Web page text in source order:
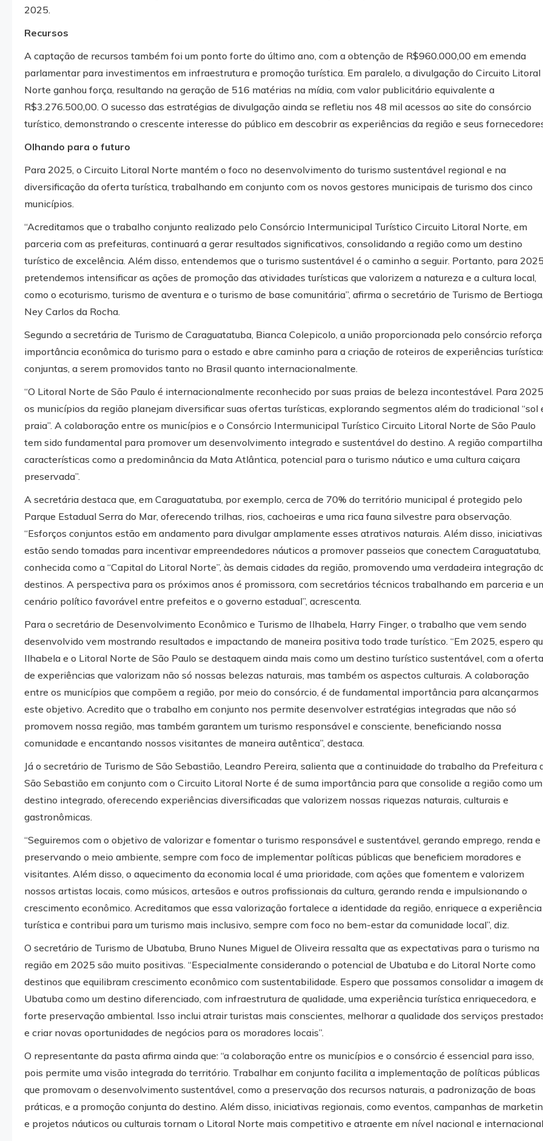
2025.
Recursos
A captação de recursos também foi um ponto forte do último ano, com a obtenção de R$960.000,00 em emenda
parlamentar para investimentos em infraestrutura e promoção turística. Em paralelo, a divulgação do Circuito Litoral
Norte ganhou força, resultando na geração de 516 matérias na mídia, com valor publicitário equivalente a
R$3.276.500,00. O sucesso das estratégias de divulgação ainda se refletiu nos 48 mil acessos ao site do consórcio
turístico, demonstrando o crescente interesse do público em descobrir as experiências da região e seus
Olhando para o futuro
Para 2025, o Circuito Litoral Norte mantém o foco no desenvolvimento do turismo sustentável regional e na
diversificação da oferta turística, trabalhando em conjunto com os novos gestores municipais de turismo dos cinco
municípios.
“Acreditamos que o trabalho conjunto realizado pelo Consórcio Intermunicipal Turístico Circuito Litoral Norte, em
parceria com as prefeituras, continuará a gerar resultados significativos, consolidando a região como um destino
turístico de excelência. Além disso, entendemos que o turismo sustentável é o caminho a seguir. Portanto, para
pretendemos intensificar as ações de promoção das atividades turísticas que valorizem a natureza e a cultura local,
como o ecoturismo, turismo de aventura e o turismo de base comunitária”, afirma o secretário de Turismo de Bertioga,
Ney Carlos da Rocha.
Segundo a secretária de Turismo de Caraguatatuba, Bianca Colepicolo, a união proporcionada pelo consórcio
importância econômica do turismo para o estado e abre caminho para a criação de roteiros de experiências
conjuntas, a serem promovidos tanto no Brasil quanto internacionalmente.
“O Litoral Norte de São Paulo é internacionalmente reconhecido por suas praias de beleza incontestável. Para
os municípios da região planejam diversificar suas ofertas turísticas, explorando segmentos além do tradicional “sol
praia”. A colaboração entre os municípios e o Consórcio Intermunicipal Turístico Circuito Litoral Norte de São Paulo
tem sido fundamental para promover um desenvolvimento integrado e sustentável do destino. A região compartilha
características como a predominância da Mata Atlântica, potencial para o turismo náutico e uma cultura caiçara
preservada”.
A secretária destaca que, em Caraguatatuba, por exemplo, cerca de 70% do território municipal é protegido pelo
Parque Estadual Serra do Mar, oferecendo trilhas, rios, cachoeiras e uma rica fauna silvestre para observação.
“Esforços conjuntos estão em andamento para divulgar amplamente esses atrativos naturais. Além disso, iniciativas
estão sendo tomadas para incentivar empreendedores náuticos a promover passeios que conectem Caraguatatuba,
conhecida como a “Capital do Litoral Norte”, às demais cidades da região, promovendo uma verdadeira integração
destinos. A perspectiva para os próximos anos é promissora, com secretários técnicos trabalhando em parceria e
cenário político favorável entre prefeitos e o governo estadual”, acrescenta.
Para o secretário de Desenvolvimento Econômico e Turismo de Ilhabela, Harry Finger, o trabalho que vem sendo
desenvolvido vem mostrando resultados e impactando de maneira positiva todo trade turístico. “Em 2025, espero
Ilhabela e o Litoral Norte de São Paulo se destaquem ainda mais como um destino turístico sustentável, com a oferta
de experiências que valorizam não só nossas belezas naturais, mas também os aspectos culturais. A colaboração
entre os municípios que compõem a região, por meio do consórcio, é de fundamental importância para alcançarmos
este objetivo. Acredito que o trabalho em conjunto nos permite desenvolver estratégias integradas que não só
promovem nossa região, mas também garantem um turismo responsável e consciente, beneficiando nossa
comunidade e encantando nossos visitantes de maneira autêntica”, destaca.
Já o secretário de Turismo de São Sebastião, Leandro Pereira, salienta que a continuidade do trabalho da Prefeitura
São Sebastião em conjunto com o Circuito Litoral Norte é de suma importância para que consolide a região como um
destino integrado, oferecendo experiências diversificadas que valorizem nossas riquezas naturais, culturais e
gastronômicas.
“Seguiremos com o objetivo de valorizar e fomentar o turismo responsável e sustentável, gerando emprego, renda e
preservando o meio ambiente, sempre com foco de implementar políticas públicas que beneficiem moradores e
visitantes. Além disso, o aquecimento da economia local é uma prioridade, com ações que fomentem e valorizem
nossos artistas locais, como músicos, artesãos e outros profissionais da cultura, gerando renda e impulsionando o
crescimento econômico. Acreditamos que essa valorização fortalece a identidade da região, enriquece a experiência
turística e contribui para um turismo mais inclusivo, sempre com foco no bem-estar da comunidade local”, diz.
O secretário de Turismo de Ubatuba, Bruno Nunes Miguel de Oliveira ressalta que as expectativas para o turismo na
região em 2025 são muito positivas. “Especialmente considerando o potencial de Ubatuba e do Litoral Norte como
destinos que equilibram crescimento econômico com sustentabilidade. Espero que possamos consolidar a imagem
Ubatuba como um destino diferenciado, com infraestrutura de qualidade, uma experiência turística enriquecedora, e
forte preservação ambiental. Isso inclui atrair turistas mais conscientes, melhorar a qualidade dos serviços
e criar novas oportunidades de negócios para os moradores locais”.
O representante da pasta afirma ainda que: “a colaboração entre os municípios e o consórcio é essencial para isso,
pois permite uma visão integrada do território. Trabalhar em conjunto facilita a implementação de políticas públicas
que promovam o desenvolvimento sustentável, como a preservação dos recursos naturais, a padronização de boas
práticas, e a promoção conjunta do destino. Além disso, iniciativas regionais, como eventos, campanhas de
e projetos náuticos ou culturais tornam o Litoral Norte mais competitivo e atraente em nível nacional e